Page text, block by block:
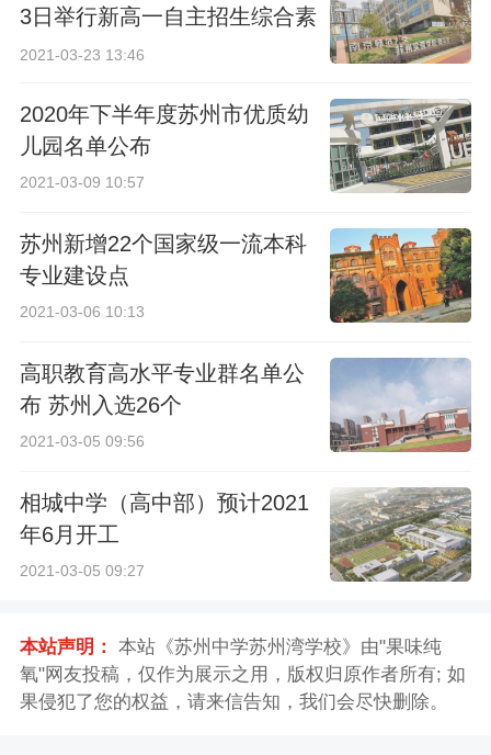
3日举行新高一自主招生综合素
质考查
2021-03-23 13:46
2020年下半年度苏州市优质幼
儿园名单公布
2021-03-09 10:57
苏州新增22个国家级一流本科
专业建设点
2021-03-06 10:13
高职教育高水平专业群名单公
布 苏州入选26个
2021-03-05 09:56
相城中学（高中部）预计2021
年6月开工
2021-03-05 09:27
本站声明： 本站《苏州中学苏州湾学校》由"果味纯
氧"网友投稿，仅作为展示之用，版权归原作者所有; 如
果侵犯了您的权益，请来信告知，我们会尽快删除。